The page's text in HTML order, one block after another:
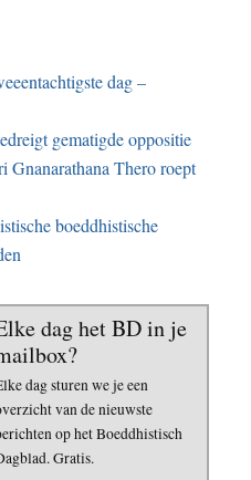
dag –
gematigde oppositie
Thero roept
boeddhistische
dag het BD in je
dag sturen we je een
van de nieuwste
op het Boeddhistisch
Gratis.